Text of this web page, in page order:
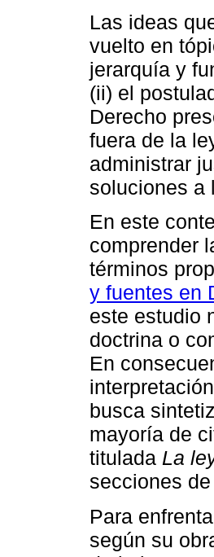
Las ideas
vuelto en
jerarquía y
(ii) el
Derecho
fuera de la
administrar
soluciones a
En este
comprender
términos
y fuentes en
este estudio
doctrina o
En
busca
mayoría de
titulada La
secciones
Para
según su